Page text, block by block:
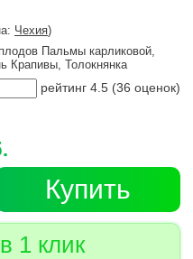
Чехия)
Пальмы карликовой,
Крапивы, Толокнянка
рейтинг 4.5 (36 оценок)
Купить
1 клик